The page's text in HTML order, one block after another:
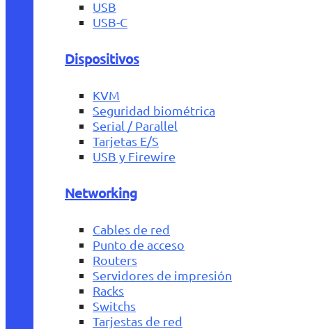
USB
USB-C
Dispositivos
KVM
Seguridad biométrica
Serial / Parallel
Tarjetas E/S
USB y Firewire
Networking
Cables de red
Punto de acceso
Routers
Servidores de impresión
Racks
Switchs
Tarjestas de red